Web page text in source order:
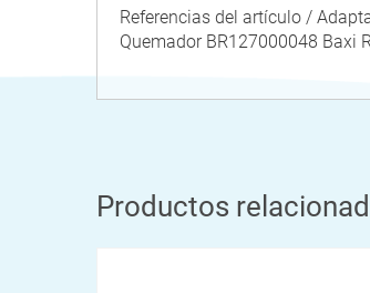
Referencias del artículo /
Quemador BR127000048 Baxi
Productos